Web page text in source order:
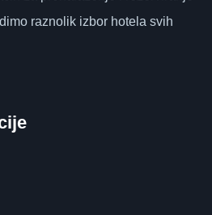
raznolik izbor hotela svih